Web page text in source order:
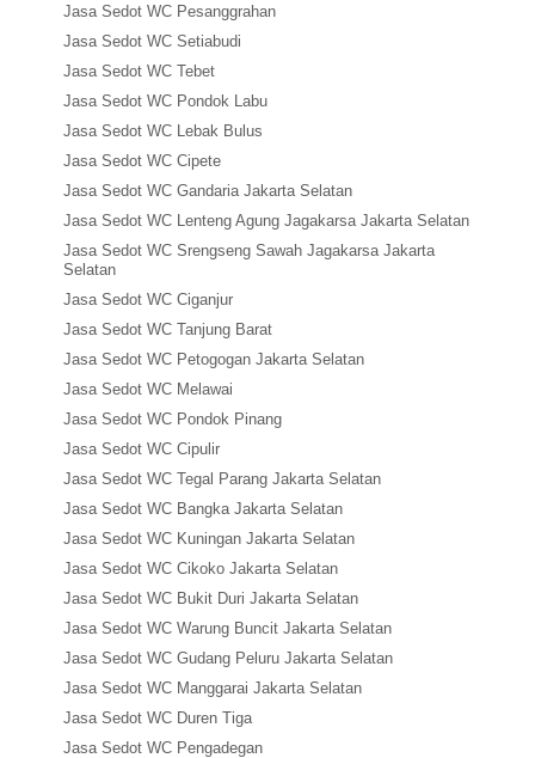
Jasa Sedot WC Pesanggrahan
Jasa Sedot WC Setiabudi
Jasa Sedot WC Tebet
Jasa Sedot WC Pondok Labu
Jasa Sedot WC Lebak Bulus
Jasa Sedot WC Cipete
Jasa Sedot WC Gandaria Jakarta Selatan
Jasa Sedot WC Lenteng Agung Jagakarsa Jakarta Selatan
Jasa Sedot WC Srengseng Sawah Jagakarsa Jakarta
Selatan
Jasa Sedot WC Ciganjur
Jasa Sedot WC Tanjung Barat
Jasa Sedot WC Petogogan Jakarta Selatan
Jasa Sedot WC Melawai
Jasa Sedot WC Pondok Pinang
Jasa Sedot WC Cipulir
Jasa Sedot WC Tegal Parang Jakarta Selatan
Jasa Sedot WC Bangka Jakarta Selatan
Jasa Sedot WC Kuningan Jakarta Selatan
Jasa Sedot WC Cikoko Jakarta Selatan
Jasa Sedot WC Bukit Duri Jakarta Selatan
Jasa Sedot WC Warung Buncit Jakarta Selatan
Jasa Sedot WC Gudang Peluru Jakarta Selatan
Jasa Sedot WC Manggarai Jakarta Selatan
Jasa Sedot WC Duren Tiga
Jasa Sedot WC Pengadegan